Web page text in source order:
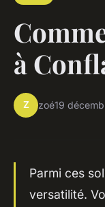
à
Z zoé19
Parmi ces
versatilité.